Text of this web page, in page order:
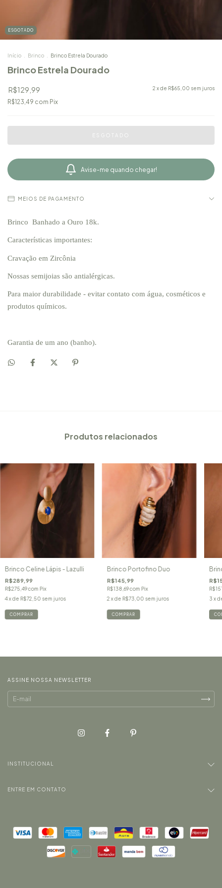
ESGOTADO
Início Brinco Brinco Estrela Dourado
Brinco Estrela Dourado
R$129,99 2 x de R$65,00 sem juros
R$123,49 com Pix
Avise-me quando chegar!
MEIOS DE PAGAMENTO
Brinco Banhado a Ouro 18k.
Características importantes:
Cravação em Zircônia
Nossas semijoias são antialérgicas.
Para maior durabilidade - evitar contato com água, cosméticos e
produtos químicos.
Garantia de um ano (banho).
Produtos relacionados
Brinco Celine Lápis - Lazulli
R$289,99
R$275,49com Pix
4x de R$72,50 sem juros
Brinco Portofino Duo
R$145,99
R$138,69com Pix
2 x de R$73,00 sem juros
3 x
ASSINE NOSSA NEWSLETTER
INSTITUCIONAL
ENTRE EM CONTATO